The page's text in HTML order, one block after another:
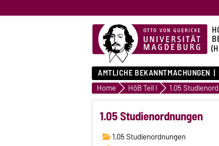
AMTLICHE BEKANNTMACHUNGEN
Home HöB Teil I 1.05
1.05 Studienordnungen
1.05 Studienordnungen